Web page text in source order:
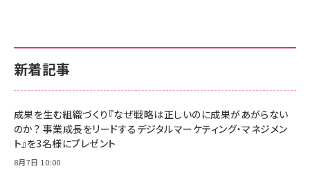
新着記事
成果を生む組織づくり『なぜ戦略は正しいのに成果があがらない
のか？ 事業成長をリードするデジタルマーケティング・マネジメン
ト』を3名様にプレゼント
8月7日 10:00